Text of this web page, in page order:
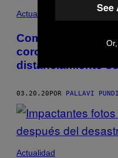
Actualidad
Como una
coronavirus es la
distanciamiento
03.20.20POR PALLAVI
Actualidad
See